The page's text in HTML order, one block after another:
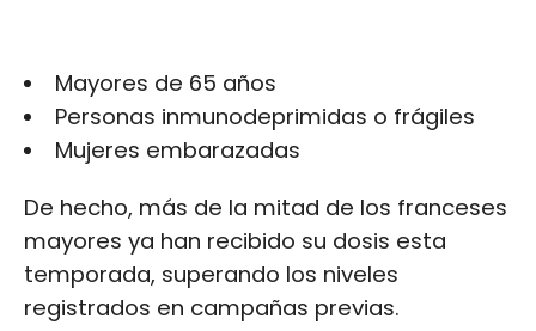
Mayores de 65 años
Personas inmunodeprimidas o frágiles
Mujeres embarazadas
De hecho, más de la mitad de los franceses
mayores ya han recibido su dosis esta
temporada, superando los niveles
registrados en campañas previas.